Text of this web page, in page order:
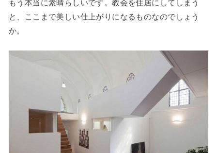
もう本当に素晴らしいです。教会を住居にしてしまう
と、ここまで美しい仕上がりになるものなのでしょう
か。